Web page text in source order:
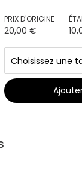
PRIX D'ORIGINE
20,00 €